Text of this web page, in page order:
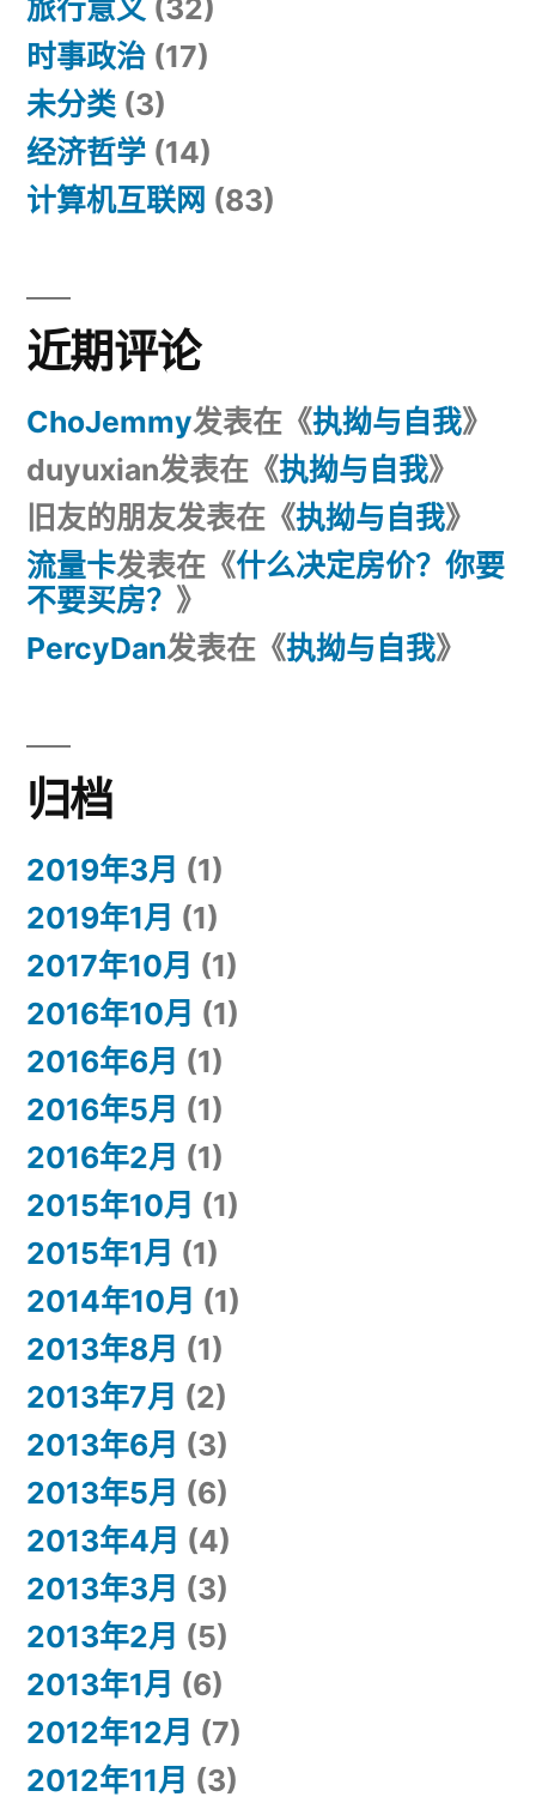
旅行意义 (32)
时事政治 (17)
未分类(3)
经济哲学 (14)
计算机互联网 (83)
近期评论
ChoJemmy发表在《执拗与自我》
duyuxian发表在《执拗与自我》
旧友的朋友发表在《执拗与自我》
流量卡发表在《什么决定房价？你要
不要买房？ 》
PercyDan发表在《执拗与自我》
归档
2019年3月 (1)
2019年1月 (1)
2017年10月 (1)
2016年10月 (1)
2016年6月 (1)
2016年5月 (1)
2016年2月 (1)
2015年10月 (1)
2015年1月 (1)
2014年10月 (1)
2013年8月 (1)
2013年7月 (2)
2013年6月 (3)
2013年5月 (6)
2013年4月 (4)
2013年3月 (3)
2013年2月 (5)
2013年1月 (6)
2012年12月 (7)
2012年11月 (3)